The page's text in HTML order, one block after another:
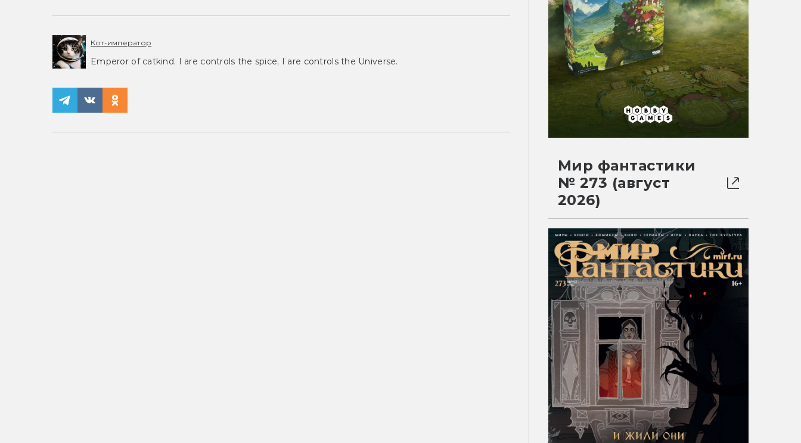
Кот-император
Emperor of catkind. I are controls the spice, I are controls the Universe.
Мир фантастики
№ 273 (август
2026)